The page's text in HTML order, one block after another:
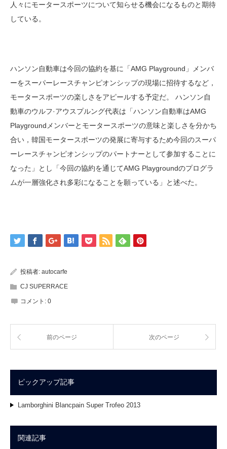
人々にモータースポーツについて知らせる機会になるものと期待
している。
ハンソン自動車は今回の協約を基に「AMG Playground」メンバ
ーをスーパーレースチャンピオンシップの現場に招待するなど，
モータースポーツの楽しさをアピールする予定だ。 ハンソン自
動車のウルフ·アウスプルング代表は「ハンソン自動車はAMG
Playgroundメンバーとモータースポーツの意味と楽しさを分かち
合い，韓国モータースポーツの発展に寄与するため今回のスーパ
ーレースチャンピオンシップのパートナーとして参加することに
なった」とし「今回の協約を通じてAMG Playgroundのプログラ
ムが一層強化され多彩になることを願っている」と述べた。
投稿者: autocarfe
CJ SUPERRACE
コメント: 0
前のページ 次のページ
ピックアップ記事
Lamborghini Blancpain Super Trofeo 2013
関連記事